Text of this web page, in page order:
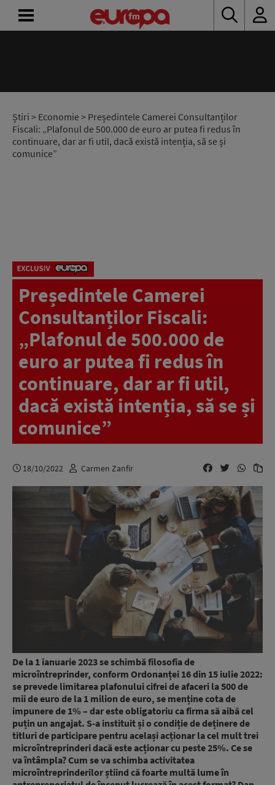
Știri > Economie> Președintele Camerei Consultanților
Fiscali: „Plafonul de 500.000 de euro ar putea fi redus în
continuare, dar ar fi util, dacă există intenția, să se și
comunice”
Președintele Camerei
Consultanților Fiscali:
„Plafonul de 500.000 de
euro ar putea fi redus în
continuare, dar ar fi util,
dacă există intenția, să se și
comunice”
18/10/2022 Carmen Zanfir
De la 1 ianuarie 2023 se schimbă filosofia de
microîntreprinder, conform Ordonanței 16 din 15 iulie 2022:
se prevede limitarea plafonului cifrei de afaceri la 500 de
mii de euro de la 1 milion de euro, se menține cota de
impunere de 1% – dar este obligatoriu ca firma să aibă cel
puțin un angajat. S-a instituit și o condiție de deținere de
titluri de participare pentru același acționar la cel mult trei
microîntreprinderi dacă este acționar cu peste 25%. Ce se
va întâmpla? Cum se va schimba activitatea
microîntreprinderilor știind că foarte multă lume în
RADIO
CONCURSURI